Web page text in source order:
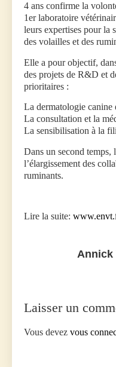
4 ans confirme la
1er laboratoire
leurs expertises pour la
des volailles et des
Elle a pour objectif,
des projets de R&D et
prioritaires :
La dermatologie canine
La consultation et la
La sensibilisation à la
Dans un second
l’élargissement des
ruminants.
Lire la suite:
Annick
Laisser un
Vous devez vous